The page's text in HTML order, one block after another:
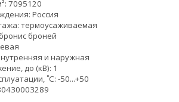
7095120
Россия
термоусаживаемая
с броней
и наружная
до (кВ): 1
˚С: -50...+50